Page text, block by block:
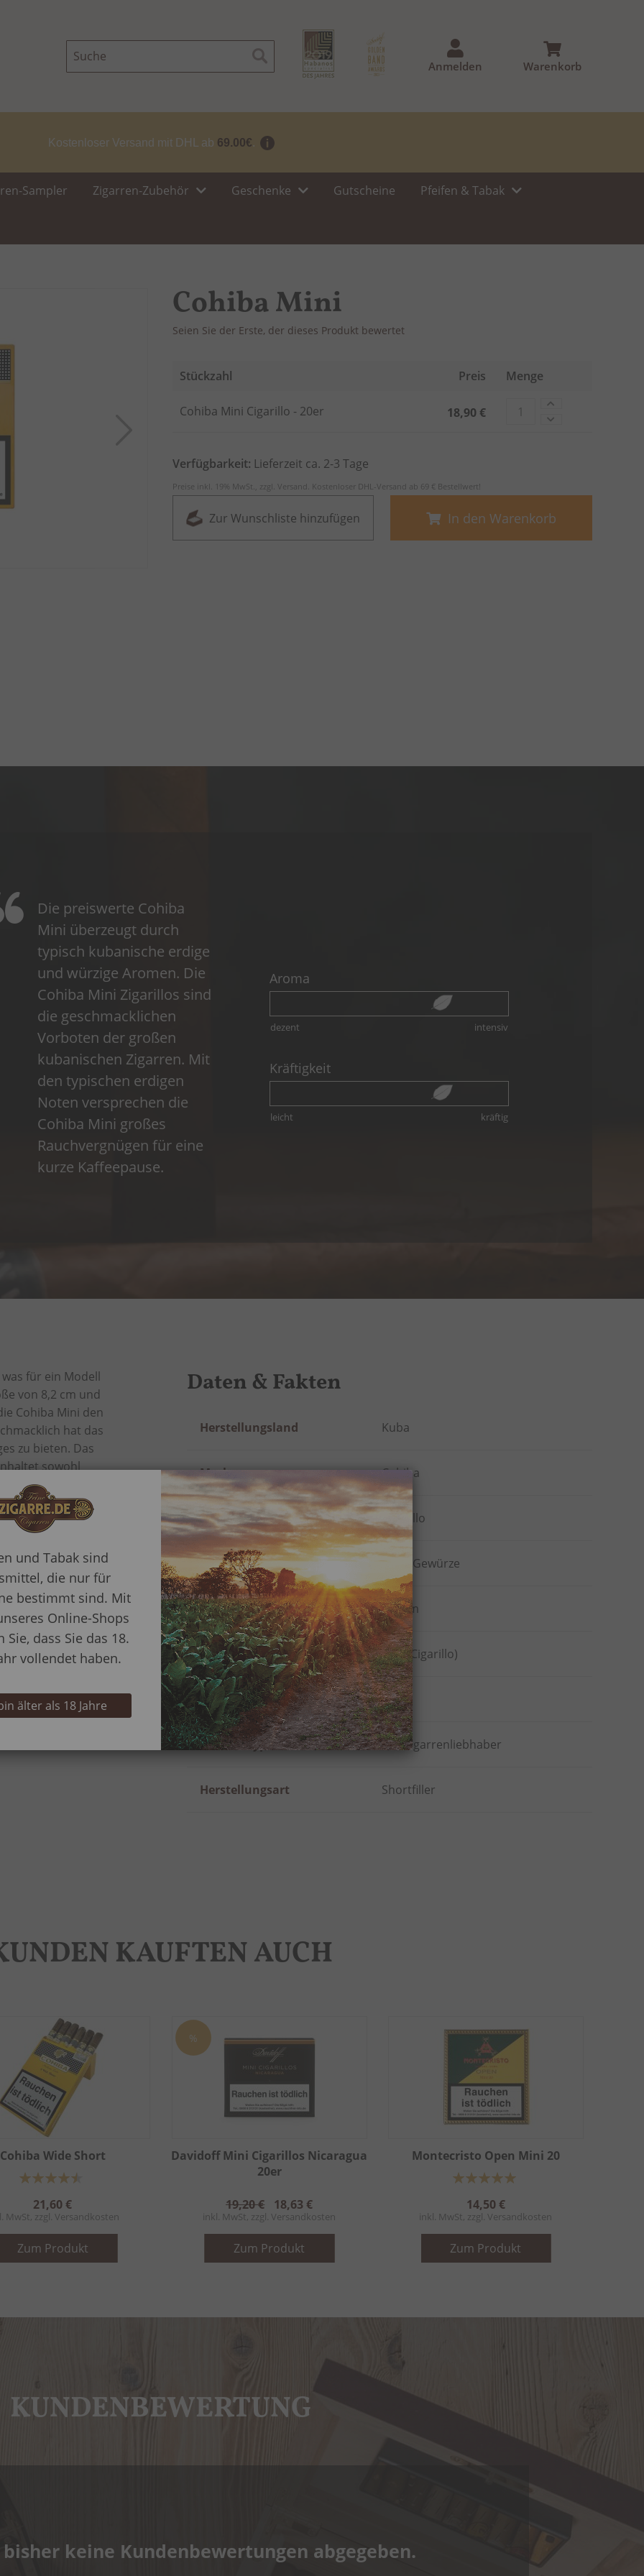
Warenkorb
Suche
Anmelden
Kostenloser Versand mit DHL ab 69.00€.
Sampler Zigarren-Zubehör Geschenke Gutscheine Pfeifen & Tabak
Cohiba Mini
Seien Sie der Erste, der dieses Produkt bewertet
für
Stückzahl Preis Menge
Cohiba Mini Cigarillo - 20er 18,90 €
Verfügbarkeit: Lieferzeit ca. 2-3 Tage
Preise inkl. 19% MwSt., zzgl. Versand . Kostenloser DHL-Versand ab 69 € Bestellwert!
Zur Wunschliste hinzufügen In den Warenkorb
Die preiswerte Cohiba
Mini überzeugt durch
typisch kubanische erdige
und würzige Aromen. Die
Cohiba Mini Zigarillos sind
die geschmacklichen
Vorboten der großen
kubanischen Zigarren. Mit
den typischen erdigen
Noten versprechen die
Cohiba Mini großes
Rauchvergnügen für eine
kurze Kaffeepause.
Aroma
dezent intensiv
Kräftigkeit
leicht kräftig
für ein Modell
von 8,2 cm und
Cohiba Mini den
hat das
zu bieten. Das
sowohl
Mit
die Cohiba Mini
Wie für Cohiba
Mini-Cubanos oft
gekauft –
Daten & Fakten
Mehr
Herstellungsland Kuba
Marke Cohiba
Format Cigarillo
Geschmacksprofil Erde, Gewürze
Länge 82 mm
Ringmaß < 20 (Cigarillo)
Rauchdauer in Minuten 10
Rauchertyp Alle Zigarrenliebhaber
Herstellungsart Shortfiller
KAUFTEN AUCH
Cohiba Wide Short
21,60 €
MwSt, zzgl. Versandkosten
Bewertung:
Zum Produkt
%
Davidoff Mini Cigarillos Nicaragua
20er
18,63 €
inkl. MwSt, zzgl.Versandkosten
19,20 €
Zum Produkt
Montecristo Open Mini 20
14,50 €
inkl. MwSt, zzgl.Versandkosten
Bewertung:
Zum Produkt
KUNDENBEWERTUNG
bisher keine Kundenbewertungen abgegeben.
und Tabak sind
die nur für
bestimmt sind. Mit
Online-Shops
Sie, dass Sie das 18.
vollendet haben.
älter als 18 Jahre